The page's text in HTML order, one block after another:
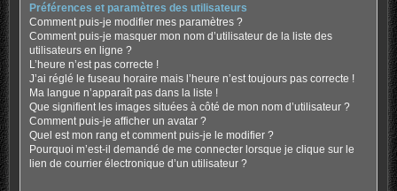
Préférences et paramètres des utilisateurs
Comment puis-je modifier mes paramètres ?
Comment puis-je masquer mon nom d’utilisateur de la liste des
utilisateurs en ligne ?
L’heure n’est pas correcte !
J’ai réglé le fuseau horaire mais l’heure n’est toujours pas correcte !
Ma langue n’apparaît pas dans la liste !
Que signifient les images situées à côté de mon nom d’utilisateur ?
Comment puis-je afficher un avatar ?
Quel est mon rang et comment puis-je le modifier ?
Pourquoi m’est-il demandé de me connecter lorsque je clique sur le
lien de courrier électronique d’un utilisateur ?